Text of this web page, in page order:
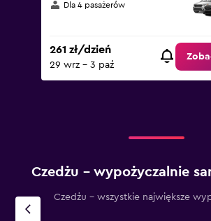
Dla 4 pasażerów
261 zł/dzień
29 wrz - 3 paź
Czedżu – wypożyczalnie
Czedżu - wszystkie największe